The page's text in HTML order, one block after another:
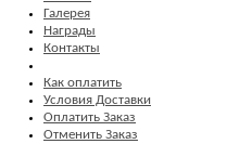
Галерея
Награды
Контакты
Как оплатить
Условия Доставки
Оплатить Заказ
Отменить Заказ